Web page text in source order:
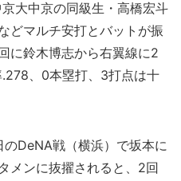
大中京の同級生・高橋宏斗
どマルチ安打とバットが振
に鈴木博志から右翼線に2
、0本塁打、3打点は十
DeNA戦（横浜）で坂本に
メンに抜擢されると、2回